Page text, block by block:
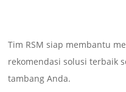
Tim RSM siap membantu
rekomendasi solusi terbaik
tambang Anda.